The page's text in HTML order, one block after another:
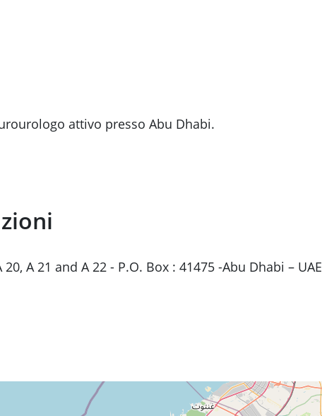
attivo presso Abu Dhabi.
A 21 and A 22 - P.O. Box : 41475 -Abu Dhabi – UAE